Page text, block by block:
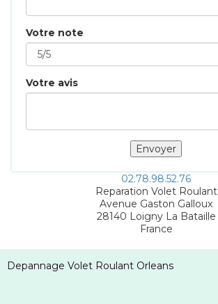
Votre note
Votre avis
02.78.98.52.76
Reparation Volet Roulant
Avenue Gaston Galloux
28140 Loigny La Bataille
France
Depannage Volet Roulant Orleans